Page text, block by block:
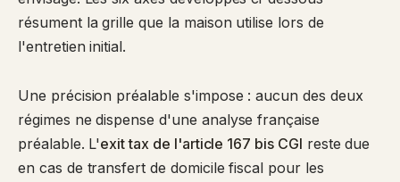
résument la grille que la maison utilise lors de
l'entretien initial.
Une précision préalable s'impose : aucun des deux
régimes ne dispense d'une analyse française
préalable. L'exit tax de l'article 167 bis CGI reste due
en cas de transfert de domicile fiscal pour les